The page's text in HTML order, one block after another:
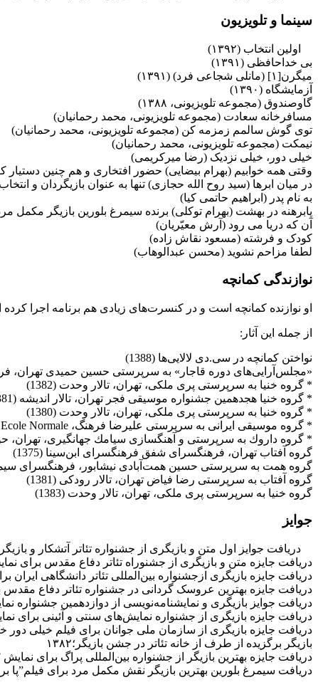
سینما و تلویزیون
اولین انتخاب (۱۳۹۲)
بی خداحافظی (۱۳۹۱)
میگرن[۱] (مانلی شجاعی فرد) (۱۳۹۱)
آزمایشگاه (۱۳۹۰)
گاوصندوق (مجموعه تلویزیونی، ۱۳۸۸)
مسافرخانه سعادت (مجموعه تلویزیونی، محمد رحمانیان)
توی گوش سالمم زمزمه کن (مجموعه تلویزیونی، محمد رحمانیان)
نیمکت (مجموعه تلویزیونی، محمد رحمانیان)
خیلی دور، خیلی نزدیک (رضا میرکریمی)
وقتی همه خوابیم (بهرام بیضایی) حضور افتخاری و هم چنین دستیار
در میان ابرها (سید روح الله حجازی) تنها به عنوان بازیگردان و انتخاب
به نام پدر (ابراهیم حاتمی کیا)
پابرهنه در بهشت (بهرام توکلی) برنده سیمرغ بلورین بازیگر مکمل
آن که دریا می رود (آرش معیّریان)
کودک و فرشته (مسعود نقاش زاده)
لطفا مزاحم نشوید (محسن عبدالوهاب)
نوازندگی کمانچه
او نوازنده كمانچه است و در كنسرت‌های زیادی هم برنامه اجرا
از جمله این آثار:
نواختن كمانچه در سی.دی لالایی‌ها (1388‌)
«مجلس‌آرایی‌های دوره‌ قاجار» به سرپرستی حسین حمیدی تهران،
‌* گروه خنیا به سرپرستی پری ملكی، تهران، تالار وحدت (1382‌)
‌* گروه خنیا هجدهمین جشنواره موسیقی فجر تهران، تالار اندیشه (1381‌)
‌* گروه خنیا به سرپرستی پری ملكی، تهران، تالار وحدت (1380‌)
‌* گروه موسیقی ایرانی به سرپرستی علیرضا فرهنگ، Superieure Ecole Normale ‌پاریس؛ 2001 (1379‌)
‌* گروه داروك به سرپرستی و آهنگسازی سیامك جهانگیری، تهران، حوزه
‌گروه آفتاب تهران، فرهنگسرای شفق فرهنگسرای ابن‌سینا (1375‌)
‌گروه همت به سرپرستی حسین همت‌آبادی نیشابور، فرهنگسرای سیمرغ
‌گروه آفتاب به سرپرستی رضا فیاض تهران، تالار رودكی (1381‌)
گروه خنیا به سرپرستی پری ملكی، تهران، تالار وحدت (1383‌)
جوایز
دریافت جوایز اول متن و بازیگری از جشنواره تئاتر آتشکار و
دریافت جایزه متن و بازیگری از جشنوراه تئاتر دفاع مقدس برای نمایش
دریافت جایزه بازیگری ازجشنواره بین‌المللی تئاتر دانشگاهی ایران
دریافت جایزه بهترین عروسک گردانی در جشنواره تئاتر دفاع مقدس
دریافت جوایز بازیگری و نمایشنامه‌نویسی از دوازدهمین جشنواره
دریافت جایزه بازیگری از جشنواره نمایش‌های سنتی و آئینی برای نمایش
دریافت جایزه بازیگری از سازمان ملی جوانان برای فیلم خیلی دور
بازیگر برگزیده از طرف از خانه تئاتر در جشن بازیگر؛۱۳۸۲
دریافت جایزه بهترین بازیگر از جشنواره بین‌المللی پراگ برای نمایش
دریافت سیمرغ بلورین بهترین بازیگر نقش مکمل مرد برای فیلم”پا